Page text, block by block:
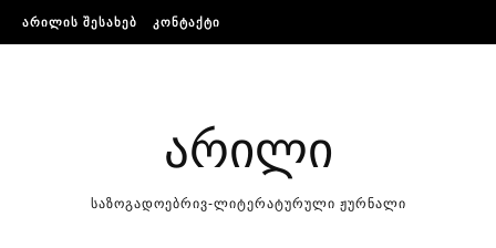
Skip to content
ᲐᲠᲘᲚᲘᲡ ᲨᲔᲡᲐᲮᲔᲑ ᲙᲝᲜᲢᲐᲥᲢᲘ
არილი
საზოგადოებრივ-ლიტერატურული ჟურნალი